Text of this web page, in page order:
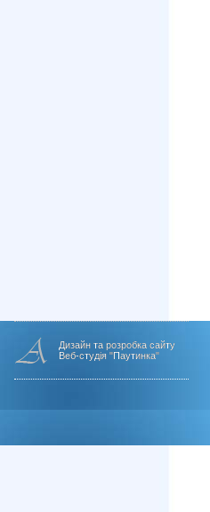
Дизайн та розробка сайту
Веб-студія "Паутинка"